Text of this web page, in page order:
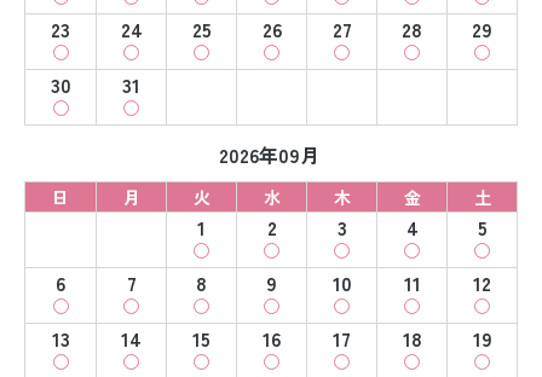
23
24 25 26 27 28
29
30
31
2026年09月
日 月 火 水 木 金 土
1 2 3 4
5
6
7 8 9 10 11
12
13
14 15 16 17 18
19